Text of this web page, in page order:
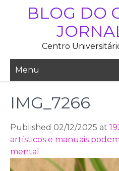
BLOG DO
Centro
Menu
IMG_7266
Published 02/12/2025 at
artísticos e manuais
mental